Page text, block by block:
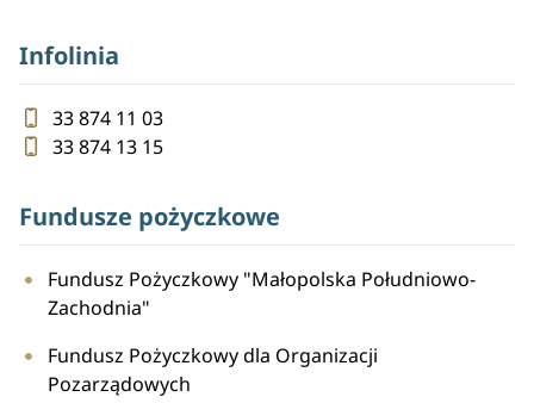
Infolinia
33 874 11 03
33 874 13 15
Fundusze pożyczkowe
Fundusz Pożyczkowy "Małopolska Południowo-
Zachodnia"
Fundusz Pożyczkowy dla Organizacji
Pozarządowych